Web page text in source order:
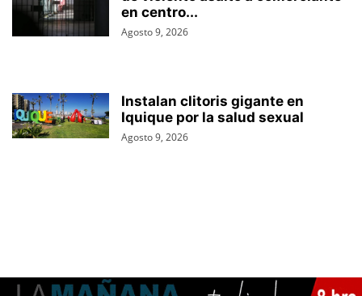
en centro...
Agosto 9, 2026
Instalan clitoris gigante en
Iquique por la salud sexual
Agosto 9, 2026